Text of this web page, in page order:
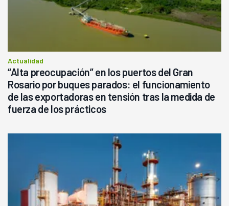
Actualidad
“Alta preocupación” en los puertos del Gran
Rosario por buques parados: el funcionamiento
de las exportadoras en tensión tras la medida de
fuerza de los prácticos